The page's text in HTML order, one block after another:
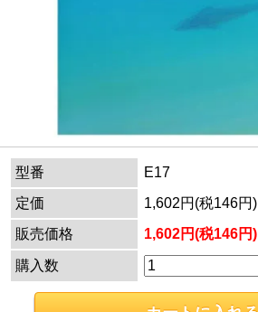
型番
E17
定価
1,602円(税146円)
販売価格
1,602円(税146円)
購入数